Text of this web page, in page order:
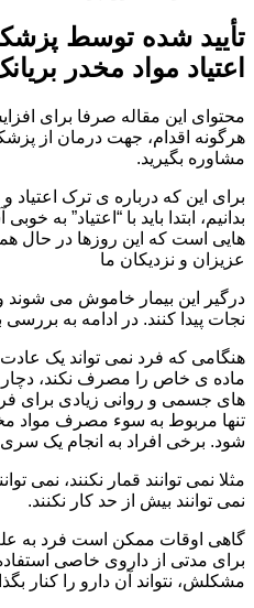
تأیید شده توسط
اعتیاد مواد مخدر
محتوای این مقاله صرفا برای
هرگونه اقدام، جهت درمان از
مشاوره بگیرید.
برای این که درباره ی ترک اعتیاد
بدانیم، ابتدا باید با “اعتیاد” به
هایی است که این روزها در حال
عزیزان و نزدیکان ما
درگیر این بیمار خاموش می شوند و
نجات پیدا کنند. در ادامه به
هنگامی که فرد نمی تواند یک عادت
ماده ی خاص را مصرف نکند، دچار
های جسمی و روانی زیادی برای
تنها مربوط به سوء مصرف مواد
شود. برخی افراد به انجام یک سری
مثلا نمی توانند قمار نکنند، نمی
نمی توانند بیش از حد کار نکنند.
گاهی اوقات ممکن است فرد به
برای مدتی از داروی خاصی
مشکلش، نتواند آن دارو را کنار